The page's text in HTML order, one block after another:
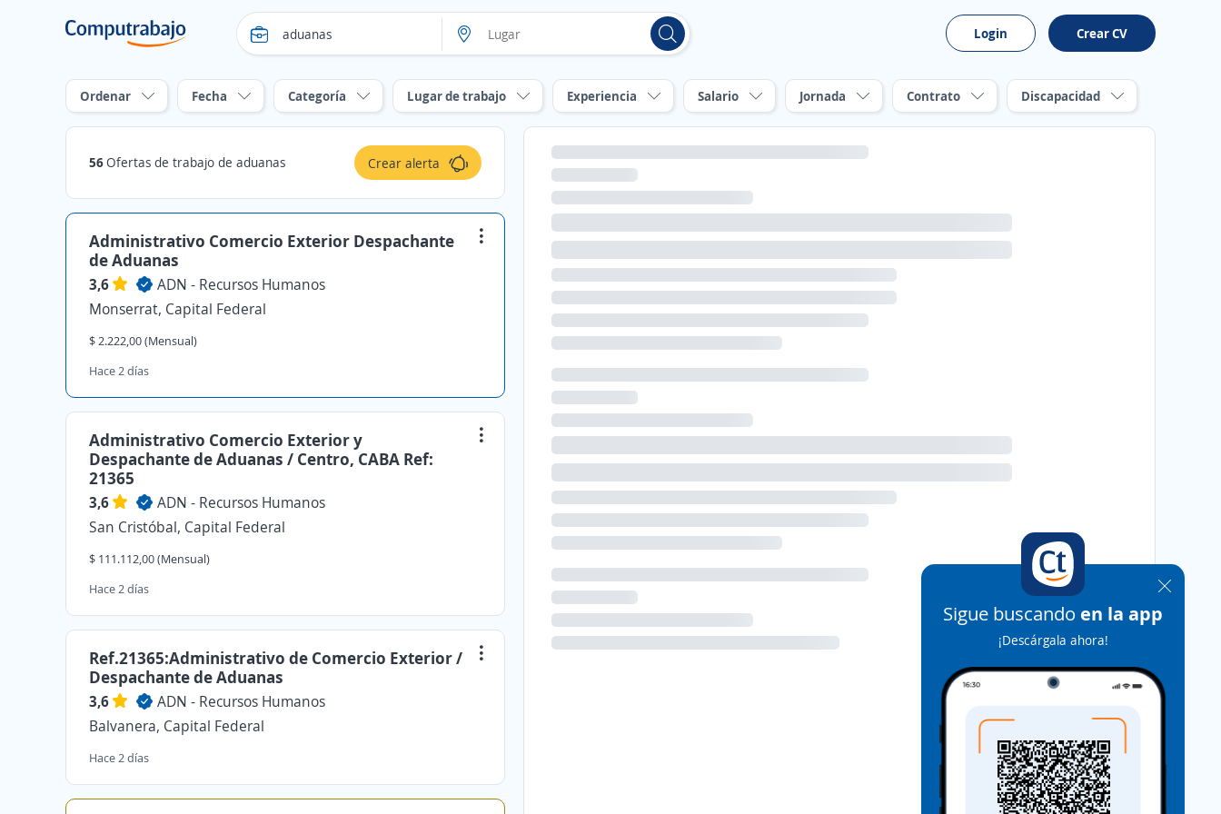
Login Crear CV
Ordenar Fecha Categoría Lugar de trabajo Experiencia Salario Jornada Contrato Discapacidad
56Ofertas de trabajo de aduanas Crear alerta
Administrativo Comercio Exterior Despachante
de Aduanas
3,6
ADN - Recursos Humanos
Monserrat, Capital Federal
$ 2.222,00 (Mensual)
Hace 2 días
Administrativo Comercio Exterior y
Despachante de Aduanas / Centro, CABA Ref:
21365
3,6
ADN - Recursos Humanos
San Cristóbal, Capital Federal
$ 111.112,00 (Mensual)
Hace 2 días
Ref.21365:Administrativo de Comercio Exterior /
Despachante de Aduanas
3,6
ADN - Recursos Humanos
Balvanera, Capital Federal
Hace 2 días
Sigue buscando en la app
¡Descárgala ahora!